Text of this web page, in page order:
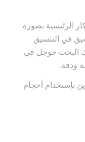
الرئيسية بصورة
في التنسيق
البحث جوجل في
ودقة.
بإستخدام أحجام